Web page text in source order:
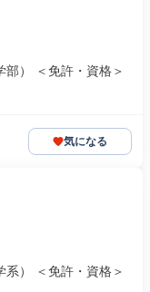
） ＜免許・資格＞
気になる
） ＜免許・資格＞